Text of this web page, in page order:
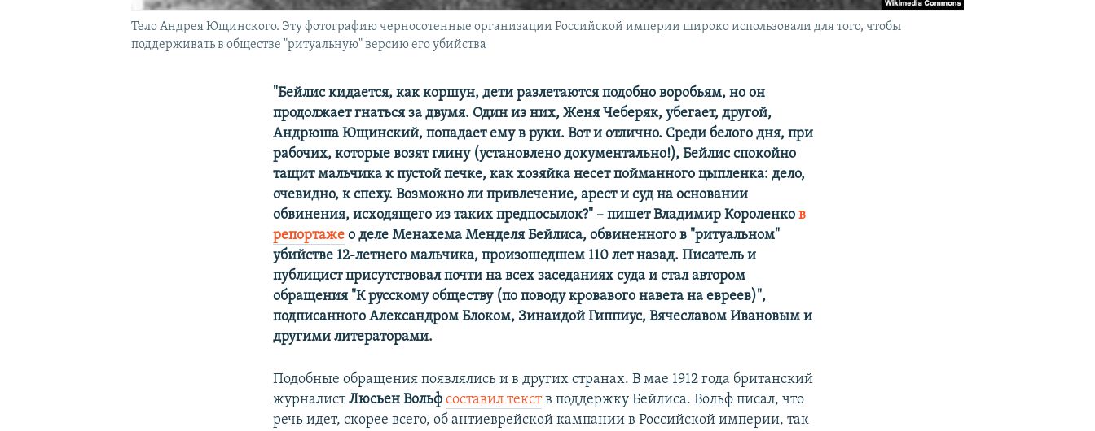
Тело Андрея Ющинского. Эту фотографию черносотенные организации Российской империи широко использовали для того, чтобы
поддерживать в обществе "ритуальную" версию его убийства
"Бейлис кидается, как коршун, дети разлетаются подобно воробьям, но он
продолжает гнаться за двумя. Один из них, Женя Чеберяк, убегает, другой,
Андрюша Ющинский, попадает ему в руки. Вот и отлично. Среди белого дня, при
рабочих, которые возят глину (установлено документально!), Бейлис спокойно
тащит мальчика к пустой печке, как хозяйка нeсет пойманного цыпленка: дело,
очевидно, к спеху. Возможно ли привлечение, арест и суд на основании
обвинения, исходящего из таких предпосылок?" – пишет Владимир Короленков
репортаже о деле Менахема Менделя Бейлиса, обвиненного в "ритуальном"
убийстве 12-летнего мальчика, произошедшем 110 лет назад. Писатель и
публицист присутствовал почти на всех заседаниях суда и стал автором
обращения "К русскому обществу (по поводу кровавого навета на евреев)",
подписанного Александром Блоком, Зинаидой Гиппиус, Вячеславом Ивановым и
другими литераторами.
Подобные обращения появлялись и в других странах. В мае 1912 года британский
журналистЛюсьен Вольфсоставил текств поддержку Бейлиса. Вольф писал, что
речь идет, скорее всего, об антиеврейской кампании в Российской империи, так